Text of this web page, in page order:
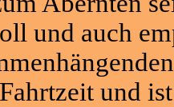
und auch
und